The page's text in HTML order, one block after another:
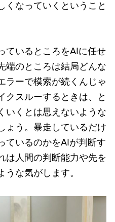
くなっていくということ
ているところをAIに任せ
端のところは結局どんな
ラーで模索が続くんじゃ
クスルーするときは、と
いくとは思えないような
ょう。暴走しているだけ
ているのかをAIが判断す
は人間の判断能力や先を
な気がします。